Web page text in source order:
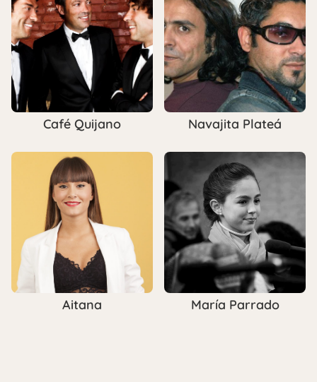
Café Quijano Navajita Plateá
Aitana María Parrado